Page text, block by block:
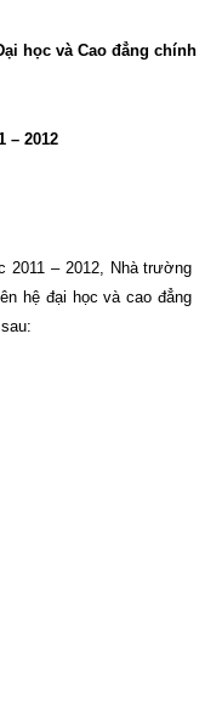
học và Cao đẳng chính
– 2012
2011 – 2012, Nhà trường
hệ đại học và cao đẳng